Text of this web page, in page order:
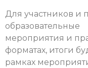
Для участников и
образовательные
мероприятия и
форматах, итоги
рамках